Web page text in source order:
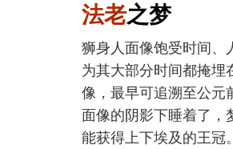
法老之梦
狮身人面像饱受时间、
为其大部分时间都掩埋
像，最早可追溯至公元
面像的阴影下睡着了，
能获得上下埃及的王冠